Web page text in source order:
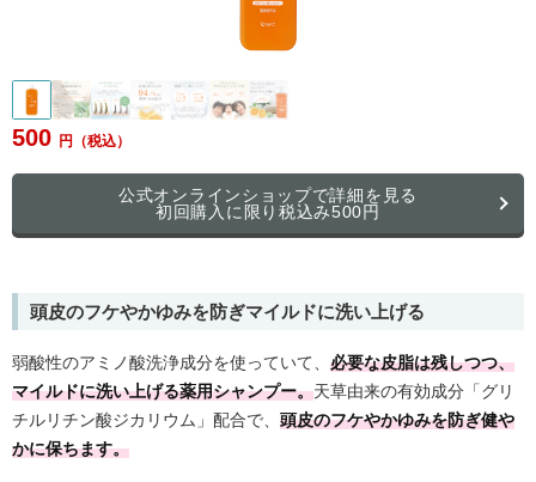
500
公式オンラインショップで詳細を見る
初回購入に限り税込み500円
頭皮のフケやかゆみを防ぎマイルドに洗い上げる
弱酸性のアミノ酸洗浄成分を使っていて、 必要な皮脂は残しつつ、
マイルドに洗い上げる薬用シャンプー。天草由来の有効成分「グリ
チルリチン酸ジカリウム」配合で、 頭皮のフケやかゆみを防ぎ健や
かに保ちます。